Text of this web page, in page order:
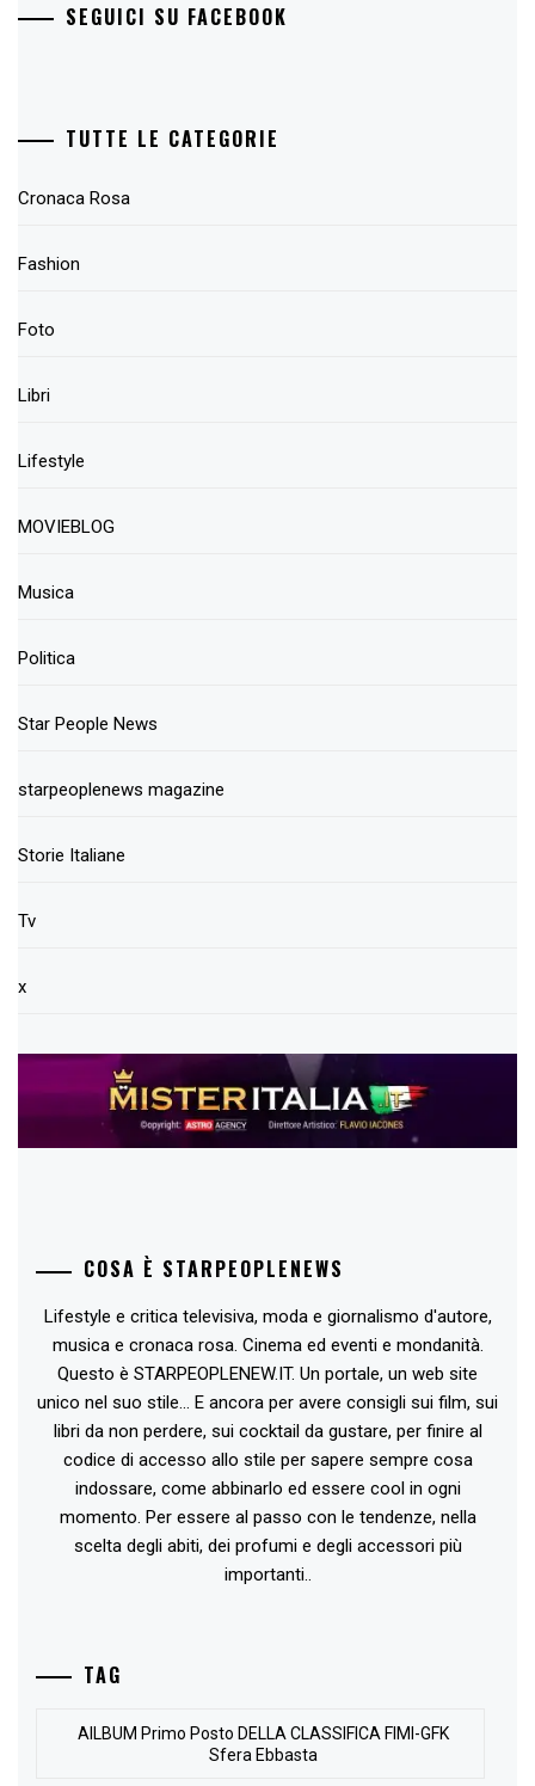
SEGUICI SU FACEBOOK
TUTTE LE CATEGORIE
Cronaca Rosa
Fashion
Foto
Libri
Lifestyle
MOVIEBLOG
Musica
Politica
Star People News
starpeoplenews magazine
Storie Italiane
Tv
x
COSA È STARPEOPLENEWS
Lifestyle e critica televisiva, moda e giornalismo d'autore,
musica e cronaca rosa. Cinema ed eventi e mondanità.
Questo è STARPEOPLENEW.IT. Un portale, un web site
unico nel suo stile... E ancora per avere consigli sui film, sui
libri da non perdere, sui cocktail da gustare, per finire al
codice di accesso allo stile per sapere sempre cosa
indossare, come abbinarlo ed essere cool in ogni
momento. Per essere al passo con le tendenze, nella
scelta degli abiti, dei profumi e degli accessori più
importanti..
TAG
AlLBUM Primo Posto DELLA CLASSIFICA FIMI-GFK
Sfera Ebbasta